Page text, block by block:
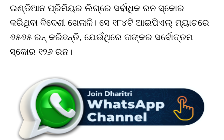
ଇଣ୍ଡିଆନ ପ୍ରିମିୟର ଲିଗ୍‌ରେ ସର୍ବାଧିକ ରନ ସ୍କୋର
କରିଥିବା ବିଦେଶୀ ଖେଳାଳି। ସେ ୧୮୪ଟି ଆଇପିଏଲ୍‌ ମ୍ୟାଚରେ
୬୫୬୫ ରନ୍‌ କରିଛନ୍ତି, ଯେଉଁଥିରେ ତାଙ୍କର ସର୍ବୋତ୍ତମ
ସ୍କୋର ୧୨୬ ରନ।